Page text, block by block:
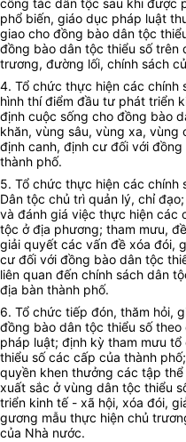
công tác dân tộc sau khi được
phổ biến, giáo dục pháp luật
giao cho đồng bào dân tộc
đồng bào dân tộc thiểu số trên
trương, đường lối, chính sách
4. Tổ chức thực hiện các chính
hình thí điểm đầu tư phát triển
định cuộc sống cho đồng bào
khăn, vùng sâu, vùng xa,
định canh, định cư đối với
thành phố.
5. Tổ chức thực hiện các chính
Dân tộc chủ trì quản lý, chỉ
và đánh giá việc thực hiện các
tộc ở địa phương; tham mưu,
giải quyết các vấn đề xóa đói,
cư đối với đồng bào dân tộc
liên quan đến chính sách dân
địa bàn thành phố.
6. Tổ chức tiếp đón, thăm hỏi,
đồng bào dân tộc thiểu số
pháp luật; định kỳ tham mưu
thiểu số các cấp của thành
quyền khen thưởng các tập
xuất sắc ở vùng dân tộc thiểu
triển kinh tế - xã hội, xóa đói,
gương mẫu thực hiện chủ
của Nhà nước.